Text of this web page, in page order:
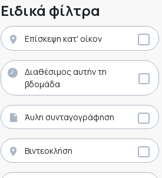
Ειδικά φίλτρα
Επίσκεψη κατ' οίκον
Διαθέσιμος αυτήν τη
βδομάδα
Άυλη συνταγογράφηση
Βιντεοκλήση